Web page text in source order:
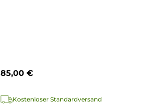
85,00 €
Kostenloser Standardversand